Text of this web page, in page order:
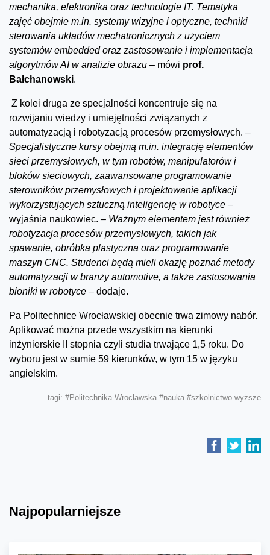
mechanika, elektronika oraz technologie IT. Tematyka
zajęć obejmie m.in. systemy wizyjne i optyczne, techniki
sterowania układów mechatronicznych z użyciem
systemów embedded oraz zastosowanie i implementacja
algorytmów AI w analizie obrazu – mówi prof.
Bałchanowski.
Z kolei druga ze specjalności koncentruje się na
rozwijaniu wiedzy i umiejętności związanych z
automatyzacją i robotyzacją procesów przemysłowych. –
Specjalistyczne kursy obejmą m.in. integrację elementów
sieci przemysłowych, w tym robotów, manipulatorów i
bloków sieciowych, zaawansowane programowanie
sterowników przemysłowych i projektowanie aplikacji
wykorzystujących sztuczną inteligencję w robotyce –
wyjaśnia naukowiec. – Ważnym elementem jest również
robotyzacja procesów przemysłowych, takich jak
spawanie, obróbka plastyczna oraz programowanie
maszyn CNC. Studenci będą mieli okazję poznać metody
automatyzacji w branży automotive, a także zastosowania
bioniki w robotyce – dodaje.
Pa Politechnice Wrocławskiej obecnie trwa zimowy nabór.
Aplikować można przede wszystkim na kierunki
inżynierskie II stopnia czyli studia trwające 1,5 roku. Do
wyboru jest w sumie 59 kierunków, w tym 15 w języku
angielskim.
tagi: #Politechnika Wrocławska #nauka #szkolnictwo wyższe
Najpopularniejsze